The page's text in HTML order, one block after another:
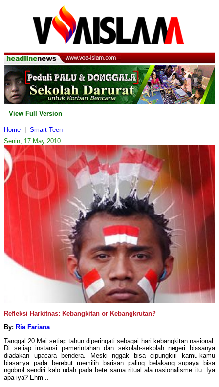
View Full Version
Home
Smart Teen
Senin, 17 May 2010
Refleksi Harkitnas: Kebangkitan or Kebangkrutan?
By: Ria Fariana
Tanggal 20 Mei setiap tahun diperingati sebagai hari kebangkitan nasional.
Di setiap instansi pemerintahan dan sekolah-sekolah negeri biasanya
diadakan upacara bendera. Meski nggak bisa dipungkiri kamu-kamu
biasanya pada berebut memilih barisan paling belakang supaya bisa
ngobrol sendiri kalo udah pada bete sama ritual ala nasionalisme itu. Iya
apa iya? Ehm...